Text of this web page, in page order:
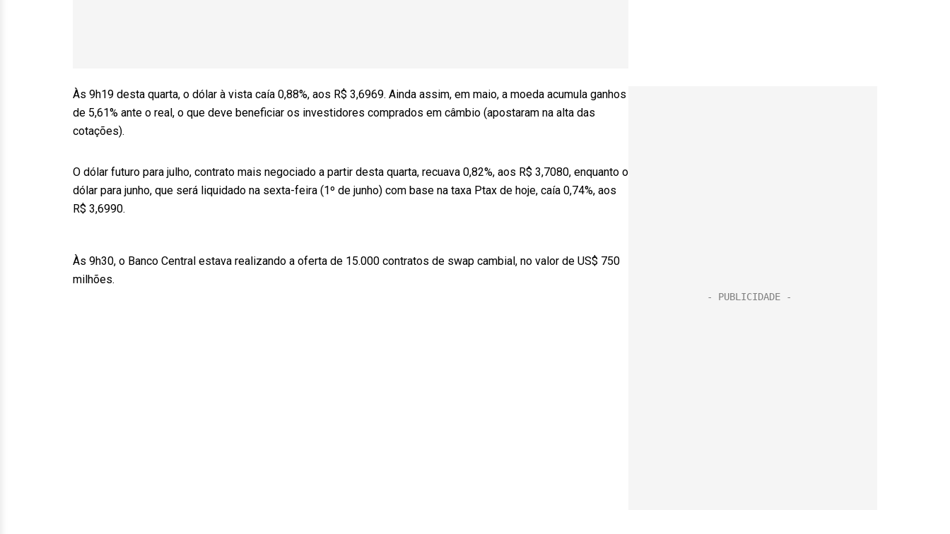
Às 9h19 desta quarta, o dólar à vista caía 0,88%, aos R$ 3,6969. Ainda assim, em maio, a moeda acumula ganhos
de 5,61% ante o real, o que deve beneficiar os investidores comprados em câmbio (apostaram na alta das
cotações).
O dólar futuro para julho, contrato mais negociado a partir desta quarta, recuava 0,82%, aos R$ 3,7080, enquanto o
dólar para junho, que será liquidado na sexta-feira (1º de junho) com base na taxa Ptax de hoje, caía 0,74%, aos
R$ 3,6990.
Às 9h30, o Banco Central estava realizando a oferta de 15.000 contratos de swap cambial, no valor de US$ 750
milhões.